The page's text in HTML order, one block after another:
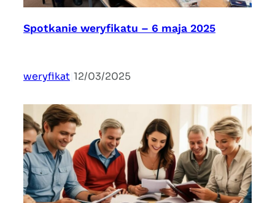
Spotkanie weryfikatu – 6 maja 2025
weryfikat 12/03/2025